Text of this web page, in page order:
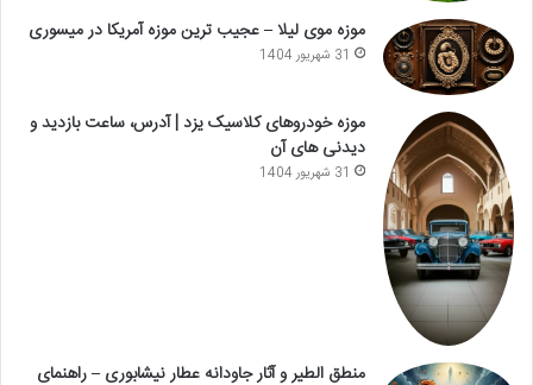
موزه موی لیلا – عجیب ترین موزه آمریکا در میسوری
31 شهریور 1404
موزه خودروهای کلاسیک یزد | آدرس، ساعت بازدید و
دیدنی های آن
31 شهریور 1404
منطق الطیر و آثار جاودانه عطار نیشابوری – راهنمای